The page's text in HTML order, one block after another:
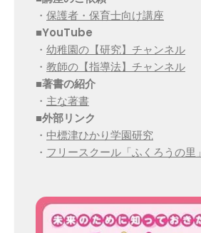
・ 保護者・保育士向け講座
■YouTube
・ 幼稚園の【研究】チャンネル
・ 教師の【指導法】チャンネル
■著書の紹介
・ 主な著書
■外部リンク
・ 中標津ひかり学園研究
・ フリースクール「ふくろうの里」